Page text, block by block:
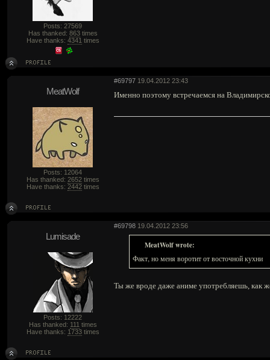
Posts: 27569
Has thanked: 863times
Have thanks: 4341 times
#69797 19.04.2012 23:43
MeatWolf
Posts: 12064
Has thanked: 2652times
Have thanks: 2442times
Именно поэтому встречаемся на
#69798 19.04.2012 23:56
Lumisade
Posts: 12222
Has thanked: 111 times
Have thanks: 1733times
MeatWolf wrote:
Факт, но меня воротит от восточной кухни
Ты же вроде даже аниме употребляешь, как